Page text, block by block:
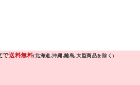
で送料無料(北海道,沖縄,離島,大型商品を除く)